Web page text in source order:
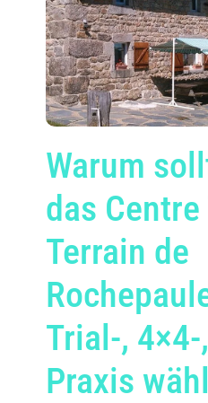
Warum
das Centre
Terrain de
Trial-,
Praxis